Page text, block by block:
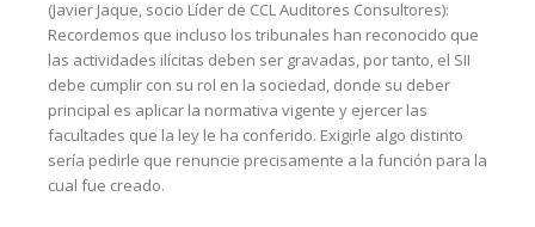
(Javier Jaque, socio Líder de CCL Auditores Consultores):
Recordemos que incluso los tribunales han reconocido que
las actividades ilícitas deben ser gravadas, por tanto, el SII
debe cumplir con su rol en la sociedad, donde su deber
principal es aplicar la normativa vigente y ejercer las
facultades que la ley le ha conferido. Exigirle algo distinto
sería pedirle que renuncie precisamente a la función para la
cual fue creado.